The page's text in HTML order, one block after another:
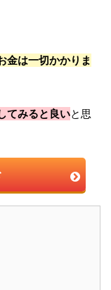
金は一切かかりま
てみると良いと思